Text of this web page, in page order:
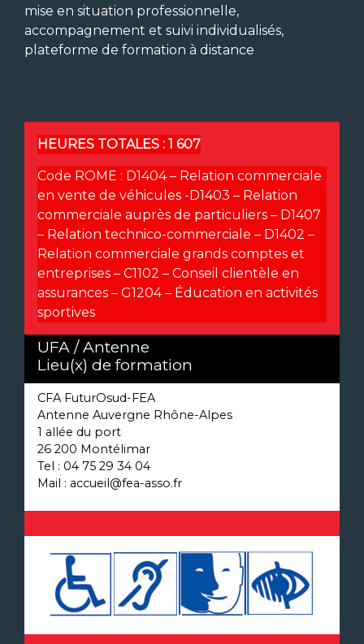
mise en situation professionnelle,
accompagnement et suivi individualisés,
plateforme de formation à distance
HEURES TOTALES : 1 607
Code ROME : D1404 – Relation commerciale
en vente de véhicules -D1403 – Relation
commerciale auprès de particuliers – D1407
– Relation technico-commerciale – D1402 –
Relation commerciale grands comptes et
entreprises – C1102 – Conseil clientèle en
assurances – G1204 – Éducation en activités
sportives
UFA / Antenne
Lieu(x) de formation
CFA FuturOsud-FEA
Antenne Auvergne Rhône-Alpes
1 allée du port
26 200 Montélimar
Tel : 04 75 29 34 04
Mail : accueil@fea-asso.fr